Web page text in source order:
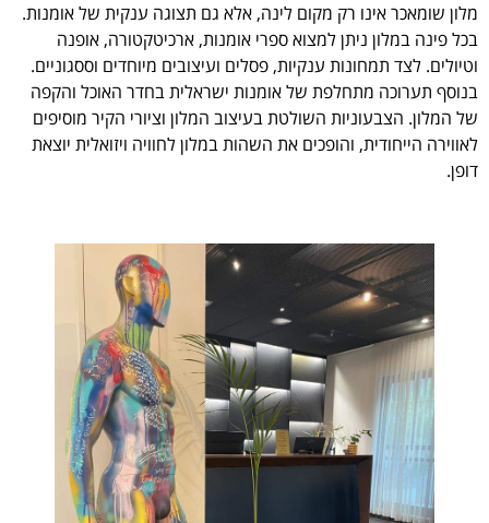
מלון שומאכר אינו רק מקום לינה, אלא גם תצוגה ענקית של אומנות.
בכל פינה במלון ניתן למצוא ספרי אומנות, ארכיטקטורה, אופנה
וטיולים. לצד תמחונות ענקיות, פסלים ועיצובים מיוחדים וססגוניים.
בנוסף תערוכה מתחלפת של אומנות ישראלית בחדר האוכל והקפה
של המלון. הצבעוניות השולטת בעיצוב המלון וציורי הקיר מוסיפים
לאווירה הייחודית, והופכים את השהות במלון לחוויה ויזואלית יוצאת
דופן.